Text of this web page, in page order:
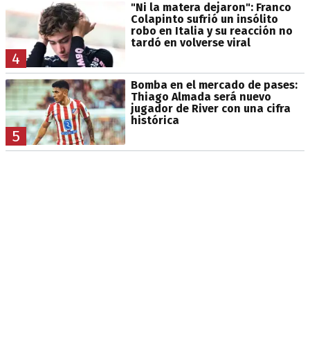
4
"Ni la matera dejaron": Franco
Colapinto sufrió un insólito
robo en Italia y su reacción no
tardó en volverse viral
5
Bomba en el mercado de pases:
Thiago Almada será nuevo
jugador de River con una cifra
histórica